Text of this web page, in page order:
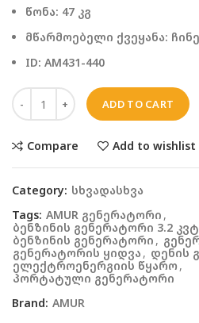
წონა: 47 კგ
მწარმოებელი ქვეყანა:
ID: AM431-440
ADD TO CART
Compare Add to wishlist
Category: სხვადასხვა
Tags: AMUR გენერატორი ,
ბენზინის გენერატორი 3.2 კვტ
ბენზინის გენერატორი ,
გენერატორის ყიდვა , დენის
ელექტროენერგიის წყარო ,
პორტატული გენერატორი
Brand: AMUR